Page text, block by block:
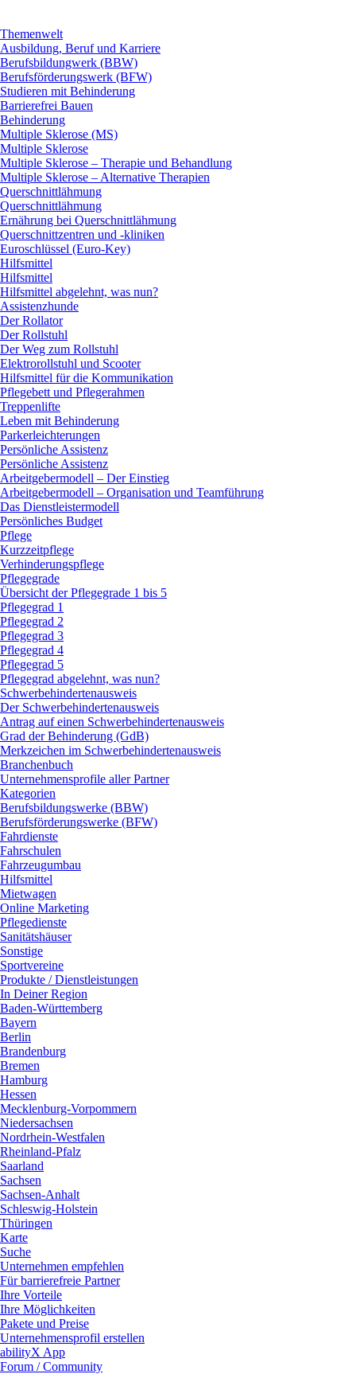
Themenwelt
Ausbildung, Beruf und Karriere
Berufsbildungwerk (BBW)
Berufsförderungswerk (BFW)
Studieren mit Behinderung
Barrierefrei Bauen
Behinderung
Multiple Sklerose (MS)
Multiple Sklerose
Multiple Sklerose – Therapie und Behandlung
Multiple Sklerose – Alternative Therapien
Querschnittlähmung
Querschnittlähmung
Ernährung bei Querschnittlähmung
Querschnittzentren und -kliniken
Euroschlüssel (Euro-Key)
Hilfsmittel
Hilfsmittel
Hilfsmittel abgelehnt, was nun?
Assistenzhunde
Der Rollator
Der Rollstuhl
Der Weg zum Rollstuhl
Elektrorollstuhl und Scooter
Hilfsmittel für die Kommunikation
Pflegebett und Pflegerahmen
Treppenlifte
Leben mit Behinderung
Parkerleichterungen
Persönliche Assistenz
Persönliche Assistenz
Arbeitgebermodell – Der Einstieg
Arbeitgebermodell – Organisation und Teamführung
Das Dienstleistermodell
Persönliches Budget
Pflege
Kurzzeitpflege
Verhinderungspflege
Pflegegrade
Übersicht der Pflegegrade 1 bis 5
Pflegegrad 1
Pflegegrad 2
Pflegegrad 3
Pflegegrad 4
Pflegegrad 5
Pflegegrad abgelehnt, was nun?
Schwerbehindertenausweis
Der Schwerbehindertenausweis
Antrag auf einen Schwerbehindertenausweis
Grad der Behinderung (GdB)
Merkzeichen im Schwerbehindertenausweis
Branchenbuch
Unternehmensprofile aller Partner
Kategorien
Berufsbildungswerke (BBW)
Berufsförderungswerke (BFW)
Fahrdienste
Fahrschulen
Fahrzeugumbau
Hilfsmittel
Mietwagen
Online Marketing
Pflegedienste
Sanitätshäuser
Sonstige
Sportvereine
Produkte / Dienstleistungen
In Deiner Region
Baden-Württemberg
Bayern
Berlin
Brandenburg
Bremen
Hamburg
Hessen
Mecklenburg-Vorpommern
Niedersachsen
Nordrhein-Westfalen
Rheinland-Pfalz
Saarland
Sachsen
Sachsen-Anhalt
Schleswig-Holstein
Thüringen
Karte
Suche
Unternehmen empfehlen
Für barrierefreie Partner
Ihre Vorteile
Ihre Möglichkeiten
Pakete und Preise
Unternehmensprofil erstellen
abilityX App
Forum / Community